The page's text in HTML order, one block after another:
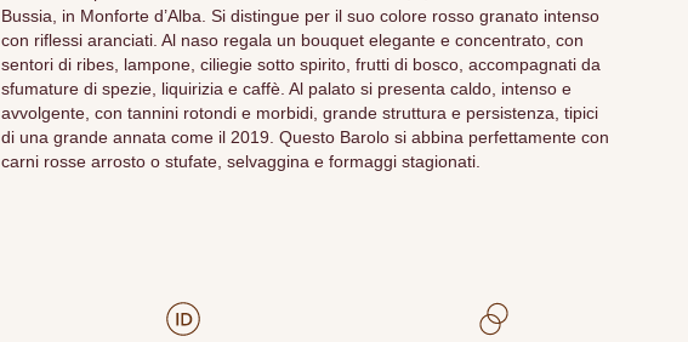
Bussia, in Monforte d’Alba. Si distingue per il suo colore rosso granato intenso
con riflessi aranciati. Al naso regala un bouquet elegante e concentrato, con
sentori di ribes, lampone, ciliegie sotto spirito, frutti di bosco, accompagnati da
sfumature di spezie, liquirizia e caffè. Al palato si presenta caldo, intenso e
avvolgente, con tannini rotondi e morbidi, grande struttura e persistenza, tipici
di una grande annata come il 2019. Questo Barolo si abbina perfettamente con
carni rosse arrosto o stufate, selvaggina e formaggi stagionati.